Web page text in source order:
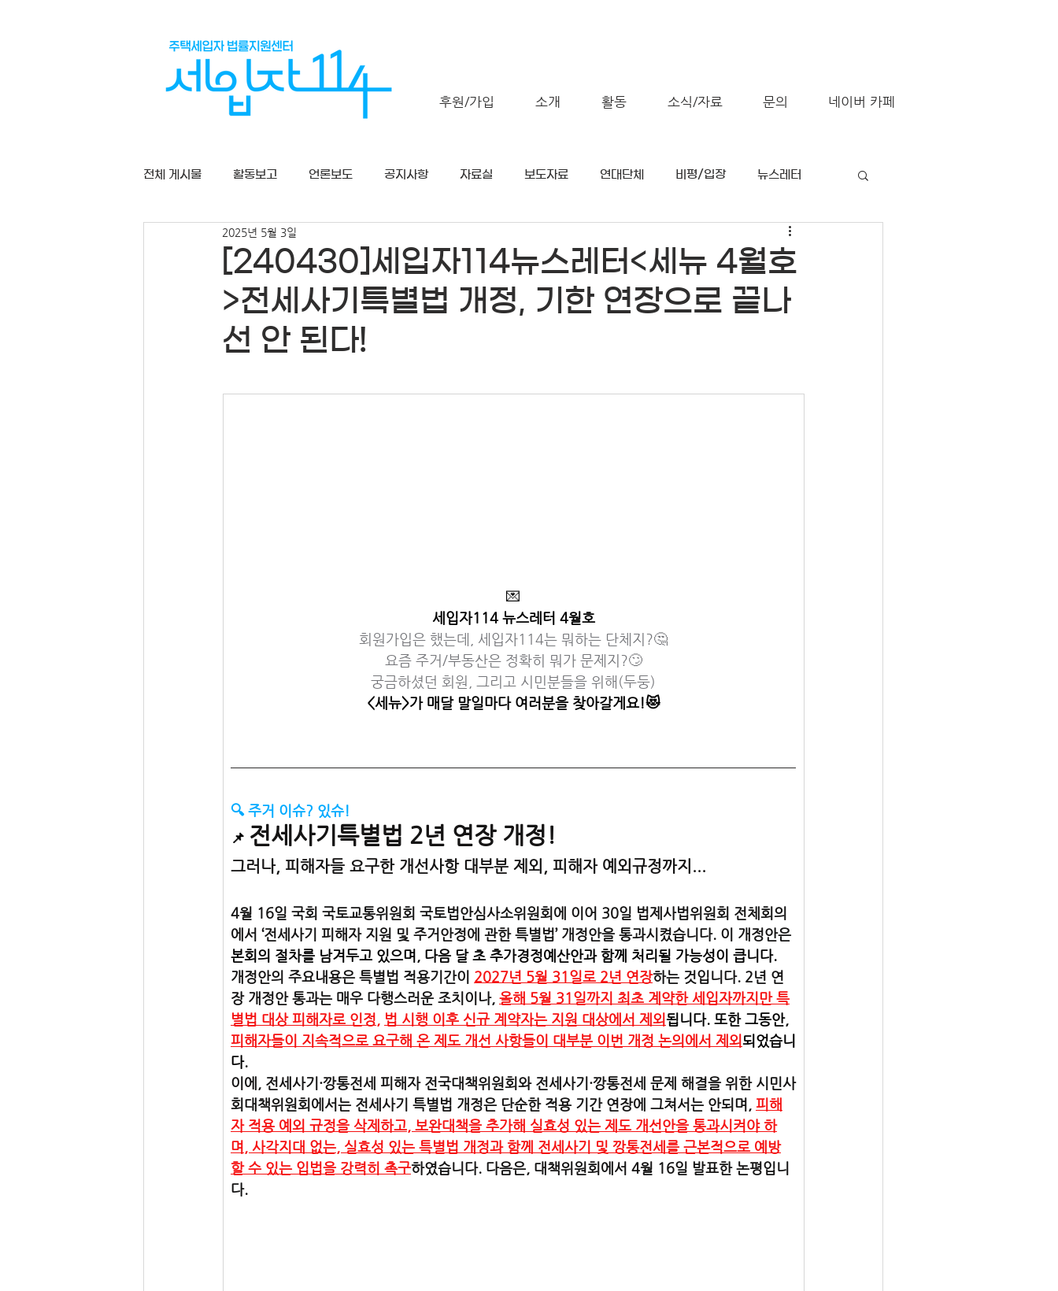
후원/가입 소개 활동 소식/자료 문의 네이버 카페
전체 게시물 활동보고 언론보도 공지사항 자료실 보도자료 연대단체 비평/입장 뉴스레터
상담게시판
[240430]세입자114뉴스레터<세뉴 4월호
>전세사기특별법 개정, 기한 연장으로 끝나
선 안 된다!
2025년 5월 3일
💌
세입자114 뉴스레터 4월호
회원가입은 했는데, 세입자114는 뭐하는 단체지?🤔
요즘 주거/부동산은 정확히 뭐가 문제지?🙄
궁금하셨던 회원, 그리고 시민분들을 위해(두둥)
<세뉴>가 매달 말일마다 여러분을 찾아갈게요!😻
🔍 주거 이슈? 있슈!
📌 전세사기특별법 2년 연장 개정!
그러나, 피해자들 요구한 개선사항 대부분 제외, 피해자 예외규정까지...
4월 16일 국회 국토교통위원회 국토법안심사소위원회에 이어 30일 법제사법위원회 전체회의
에서 ‘전세사기 피해자 지원 및 주거안정에 관한 특별법’ 개정안을 통과시켰습니다. 이 개정안은
본회의 절차를 남겨두고 있으며, 다음 달 초 추가경정예산안과 함께 처리될 가능성이 큽니다.
개정안의 주요내용은 특별법 적용기간이 2027년 5월 31일로 2년 연장하는 것입니다. 2년 연
장 개정안 통과는 매우 다행스러운 조치이나, 올해 5월 31일까지 최초 계약한 세입자까지만 특
별법 대상 피해자로 인정,
법 시행 이후 신규 계약자는 지원 대상에서 제외됩니다. 또한 그동안,
피해자들이 지속적으로 요구해 온 제도 개선 사항들이 대부분 이번 개정 논의에서 제외되었습니
다.
이에, 전세사기·깡통전세 피해자 전국대책위원회와 전세사기·깡통전세 문제 해결을 위한 시민사
회대책위원회에서는 전세사기 특별법 개정은 단순한 적용 기간 연장에 그쳐서는 안되며, 피해
자 적용 예외 규정을 삭제하고, 보완대책을 추가해 실효성 있는 제도 개선안을 통과시켜야 하
며, 사각지대 없는, 실효성 있는 특별법 개정과 함께 전세사기 및 깡통전세를 근본적으로 예방
할 수 있는 입법을 강력히 촉구하였습니다. 다음은, 대책위원회에서 4월 16일 발표한 논평입니
다.